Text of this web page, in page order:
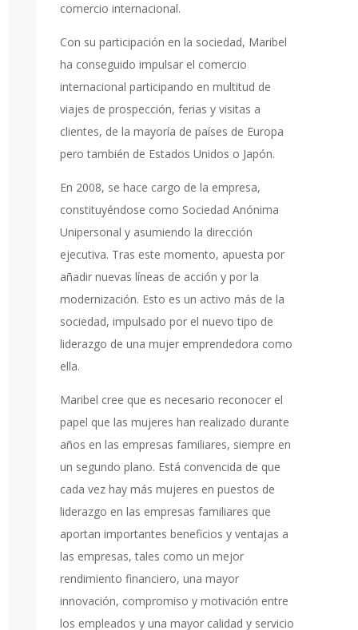
comercio internacional.
Con su participación en la sociedad, Maribel
ha conseguido impulsar el comercio
internacional participando en multitud de
viajes de prospección, ferias y visitas a
clientes, de la mayoría de países de Europa
pero también de Estados Unidos o Japón.
En 2008, se hace cargo de la empresa,
constituyéndose como Sociedad Anónima
Unipersonal y asumiendo la dirección
ejecutiva. Tras este momento, apuesta por
añadir nuevas líneas de acción y por la
modernización. Esto es un activo más de la
sociedad, impulsado por el nuevo tipo de
liderazgo de una mujer emprendedora como
ella.
Maribel cree que es necesario reconocer el
papel que las mujeres han realizado durante
años en las empresas familiares, siempre en
un segundo plano. Está convencida de que
cada vez hay más mujeres en puestos de
liderazgo en las empresas familiares que
aportan importantes beneficios y ventajas a
las empresas, tales como un mejor
rendimiento financiero, una mayor
innovación, compromiso y motivación entre
los empleados y una mayor calidad y servicio